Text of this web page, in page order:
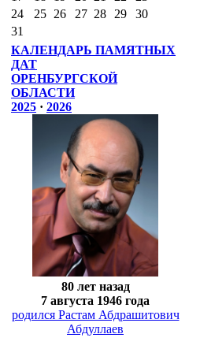
24
25 26 27 28 29
30
31
КАЛЕНДАРЬ ПАМЯТНЫХ
ДАТ
ОРЕНБУРГСКОЙ
ОБЛАСТИ
2025 · 2026
80 лет назад
7 августа 1946 года
родился Растам Абдрашитович
Абдуллаев